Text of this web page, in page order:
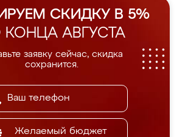
СКИДКУ В 5%
АВГУСТА
заявку сейчас, скидка
сохранится.
Желаемый бюджет